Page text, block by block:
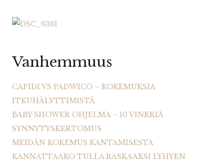
Vanhemmuus
CAPIDI VS PADWICO – KOKEMUKSIA
ITKUHÄLYTTIMISTÄ
BABY SHOWER OHJELMA – 10 VINKKIÄ
SYNNYTYSKERTOMUS
MEIDÄN KOKEMUS KANTAMISESTA
KANNATTAAKO TULLA RASKAAKSI LYHYEN